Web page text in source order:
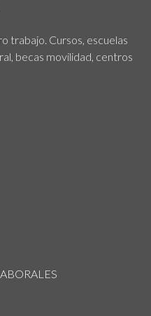
trabajo. Cursos, escuelas
becas movilidad, centros